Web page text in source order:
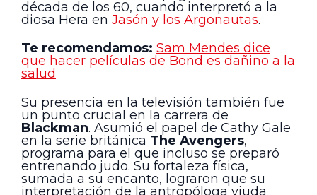
década de los 60, cuando interpretó a la
diosa Hera en Jasón y los Argonautas.
Te recomendamos: Sam Mendes dice
que hacer películas de Bond es dañino a la
salud
Su presencia en la televisión también fue
un punto crucial en la carrera de
Blackman. Asumió el papel de Cathy Gale
en la serie británica The Avengers,
programa para el que incluso se preparó
entrenando judo. Su fortaleza física,
sumada a su encanto, lograron que su
interpretación de la antropóloga viuda